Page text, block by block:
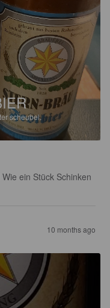
scheubel.
ein Stück Schinken
10 months ago